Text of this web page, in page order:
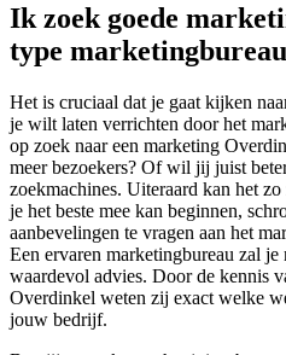
Ik zoek goede
type
Het is cruciaal dat je gaat kijken
je wilt laten verrichten door het
op zoek naar een marketing
meer bezoekers? Of wil jij juist
zoekmachines. Uiteraard kan het
je het beste mee kan beginnen,
aanbevelingen te vragen aan het
Een ervaren marketingbureau zal
waardevol advies. Door de kennis
Overdinkel weten zij exact welke
jouw bedrijf.